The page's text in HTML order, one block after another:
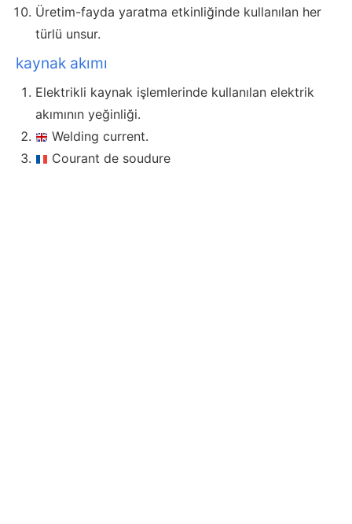
Üretim-fayda yaratma etkinliğinde kullanılan her
türlü unsur.
kaynak akımı
Elektrikli kaynak işlemlerinde kullanılan elektrik
akımının yeğinliği.
Welding current.
Courant de soudure